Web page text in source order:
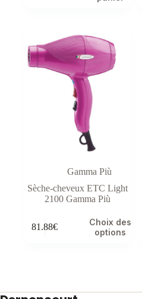
Gamma Più
Sèche-cheveux ETC Light
2100 Gamma Più
81.88€
Choix des
options
produit
peuvent